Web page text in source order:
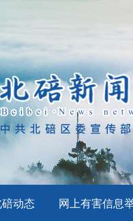
碚动态 网上有害信息